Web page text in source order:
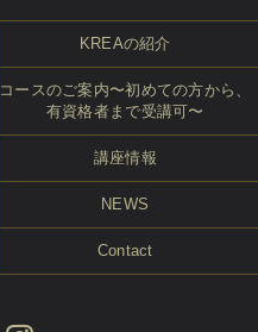
KREAの紹介
コースのご案内〜初めての方から、
有資格者まで受講可〜
講座情報
NEWS
Contact